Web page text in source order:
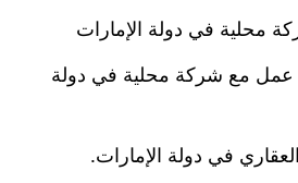
محلية في دولة الإمارات
عمل مع شركة محلية في دولة
في دولة الإمارات.